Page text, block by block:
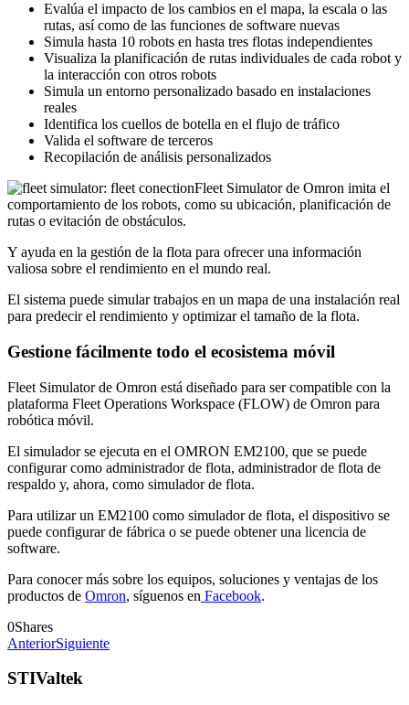
Evalúa el impacto de los cambios en el mapa, la escala o las
rutas, así como de las funciones de software nuevas
Simula hasta 10 robots en hasta tres flotas independientes
Visualiza la planificación de rutas individuales de cada robot y
la interacción con otros robots
Simula un entorno personalizado basado en instalaciones
reales
Identifica los cuellos de botella en el flujo de tráfico
Valida el software de terceros
Recopilación de análisis personalizados
Fleet Simulator de Omron imita el
comportamiento de los robots, como su ubicación, planificación de
rutas o evitación de obstáculos.
Y ayuda en la gestión de la flota para ofrecer una información
valiosa sobre el rendimiento en el mundo real.
El sistema puede simular trabajos en un mapa de una instalación real
para predecir el rendimiento y optimizar el tamaño de la flota.
Gestione fácilmente todo el ecosistema móvil
Fleet Simulator de Omron está diseñado para ser compatible con la
plataforma Fleet Operations Workspace (FLOW) de Omron para
robótica móvil.
El simulador se ejecuta en el OMRON EM2100, que se puede
configurar como administrador de flota, administrador de flota de
respaldo y, ahora, como simulador de flota.
Para utilizar un EM2100 como simulador de flota, el dispositivo se
puede configurar de fábrica o se puede obtener una licencia de
software.
Para conocer más sobre los equipos, soluciones y ventajas de los
productos de Omron, síguenos en Facebook.
0Shares
AnteriorSiguiente
STIValtek